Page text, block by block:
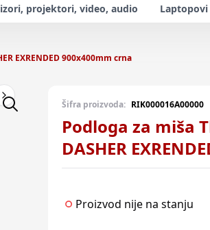
projektori, video, audio
EXRENDED 900x400mm crna
Next slide Šifra proizvoda: RIK000016A00000
Podloga za miša
DASHER
Proizvod nije na stanju